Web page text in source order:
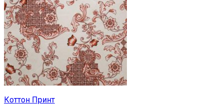
Коттон Принт